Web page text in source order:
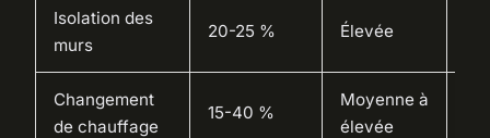
Isolation des
murs
20-25 % Élevée
Changement
de chauffage
15-40 %
Moyenne à
élevée